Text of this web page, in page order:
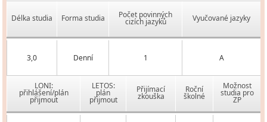
Délka studia Forma studia Počet povinných
cizích jazyků Vyučované jazyky
3,0 Denní 1 A
LONI:
přihlášení/plán
přijmout
LETOS:
plán
přijmout
Přijímací
zkouška
Roční
školné
Možnost
studia pro
ZP